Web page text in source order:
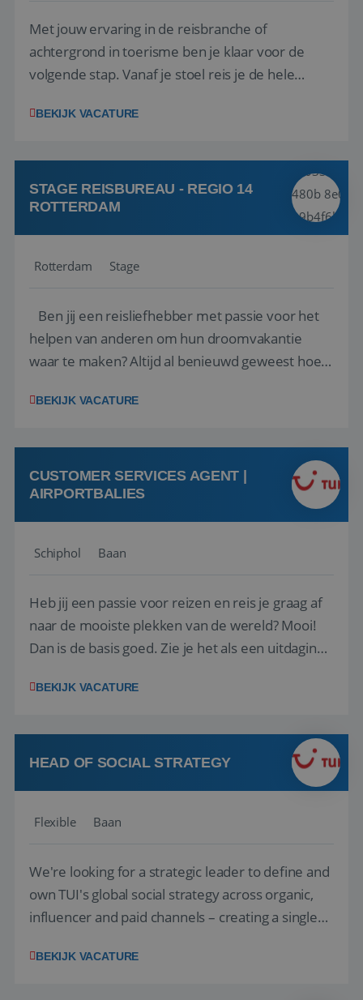
Met jouw ervaring in de reisbranche of
achtergrond in toerisme ben je klaar voor de
volgende stap. Vanaf je stoel reis je de hele
wensen van je team, je klant en wat er in de
klanten te overtuigen om die droomreis te
boeken! ...
BEKIJK VACATURE
STAGE REISBUREAU - REGIO 14
ROTTERDAM
Rotterdam Stage
Ben jij een reisliefhebber met passie voor het
helpen van anderen om hun droomvakantie
waar te maken? Altijd al benieuwd geweest hoe
van de grootste reisorganisaties? Dan is een
op zoek naar een enthousiaste, leergie...
BEKIJK VACATURE
CUSTOMER SERVICES AGENT |
AIRPORTBALIES
Schiphol Baan
Heb jij een passie voor reizen en reis je graag af
naar de mooiste plekken van de wereld? Mooi!
Dan is de basis goed. Zie je het als een uitdaging
het samenstellen en boeken van de perfecte
deze onderdelen zijn nu samen gevoegd...
BEKIJK VACATURE
HEAD OF SOCIAL STRATEGY
Flexible Baan
We're looking for a strategic leader to define and
own TUI's global social strategy across organic,
influencer and paid channels – creating a single
locally. The role will be published until 18 August
BEKIJK VACATURE